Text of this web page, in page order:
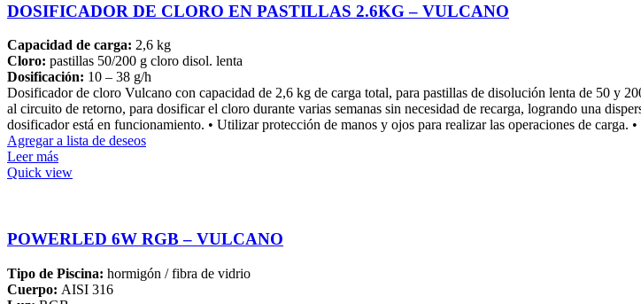
DOSIFICADOR DE CLORO EN PASTILLAS 2.6KG – VULCANO
Capacidad de carga: 2,6 kg
Cloro: pastillas 50/200 g cloro disol. lenta
Dosificación: 10 – 38 g/h
Dosificador de cloro Vulcano con capacidad de 2,6 kg de carga total, para pastillas de disolución lenta de 50 y
al circuito de retorno, para dosificar el cloro durante varias semanas sin necesidad de recarga, logrando una
dosificador está en funcionamiento. • Utilizar protección de manos y ojos para realizar las operaciones de carga.
Agregar a lista de deseos
Leer más
Quick view
POWERLED 6W RGB – VULCANO
Tipo de Piscina: hormigón / fibra de vidrio
Cuerpo: AISI 316